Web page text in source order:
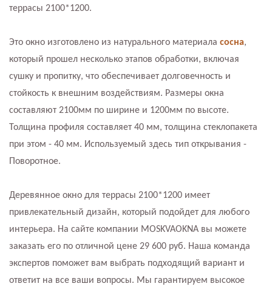
террасы 2100*1200.
Это окно изготовлено из натурального материала сосна,
который прошел несколько этапов обработки, включая
сушку и пропитку, что обеспечивает долговечность и
стойкость к внешним воздействиям. Размеры окна
составляют 2100мм по ширине и 1200мм по высоте.
Толщина профиля составляет 40 мм, толщина стеклопакета
при этом - 40 мм. Используемый здесь тип открывания -
Поворотное.
Деревянное окно для террасы 2100*1200 имеет
привлекательный дизайн, который подойдет для любого
интерьера. На сайте компании MOSKVAOKNA вы можете
заказать его по отличной цене 29 600 руб. Наша команда
экспертов поможет вам выбрать подходящий вариант и
ответит на все ваши вопросы. Мы гарантируем высокое